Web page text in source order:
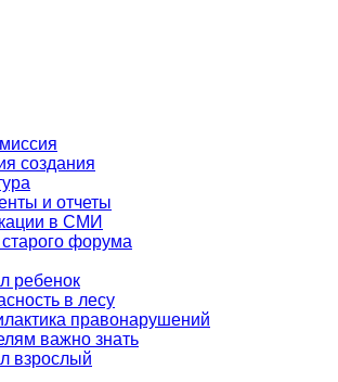
создания
и отчеты
в СМИ
форума
ребенок
в лесу
правонарушений
важно знать
взрослый